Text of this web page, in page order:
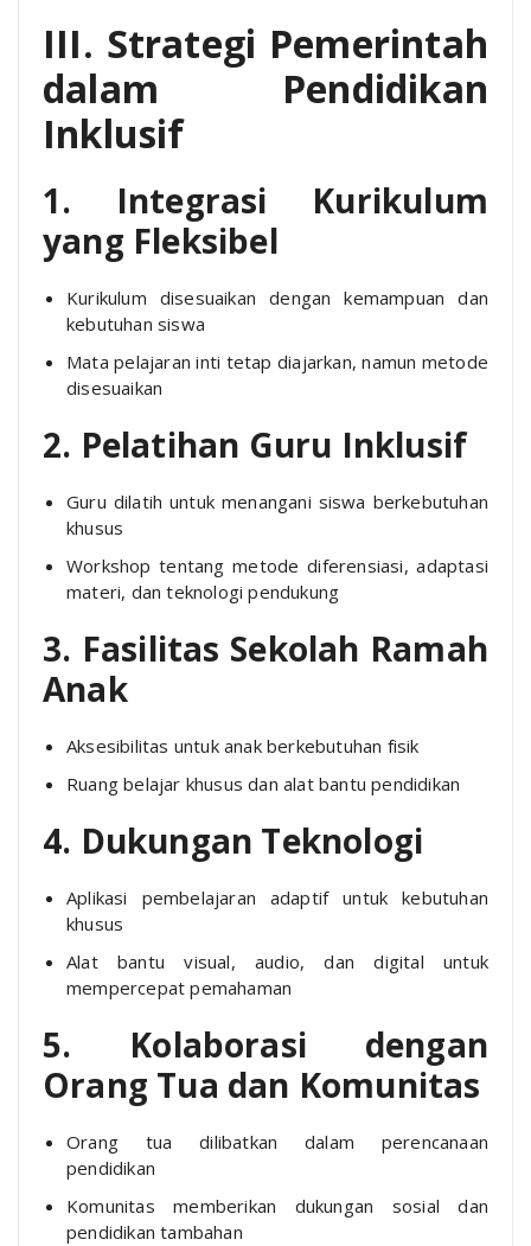
III. Strategi Pemerintah
dalam Pendidikan
Inklusif
1. Integrasi Kurikulum
yang Fleksibel
Kurikulum disesuaikan dengan kemampuan dan
kebutuhan siswa
Mata pelajaran inti tetap diajarkan, namun metode
disesuaikan
2. Pelatihan Guru Inklusif
Guru dilatih untuk menangani siswa berkebutuhan
khusus
Workshop tentang metode diferensiasi, adaptasi
materi, dan teknologi pendukung
3. Fasilitas Sekolah Ramah
Anak
Aksesibilitas untuk anak berkebutuhan fisik
Ruang belajar khusus dan alat bantu pendidikan
4. Dukungan Teknologi
Aplikasi pembelajaran adaptif untuk kebutuhan
khusus
Alat bantu visual, audio, dan digital untuk
mempercepat pemahaman
5. Kolaborasi dengan
Orang Tua dan Komunitas
Orang tua dilibatkan dalam perencanaan
pendidikan
Komunitas memberikan dukungan sosial dan
pendidikan tambahan